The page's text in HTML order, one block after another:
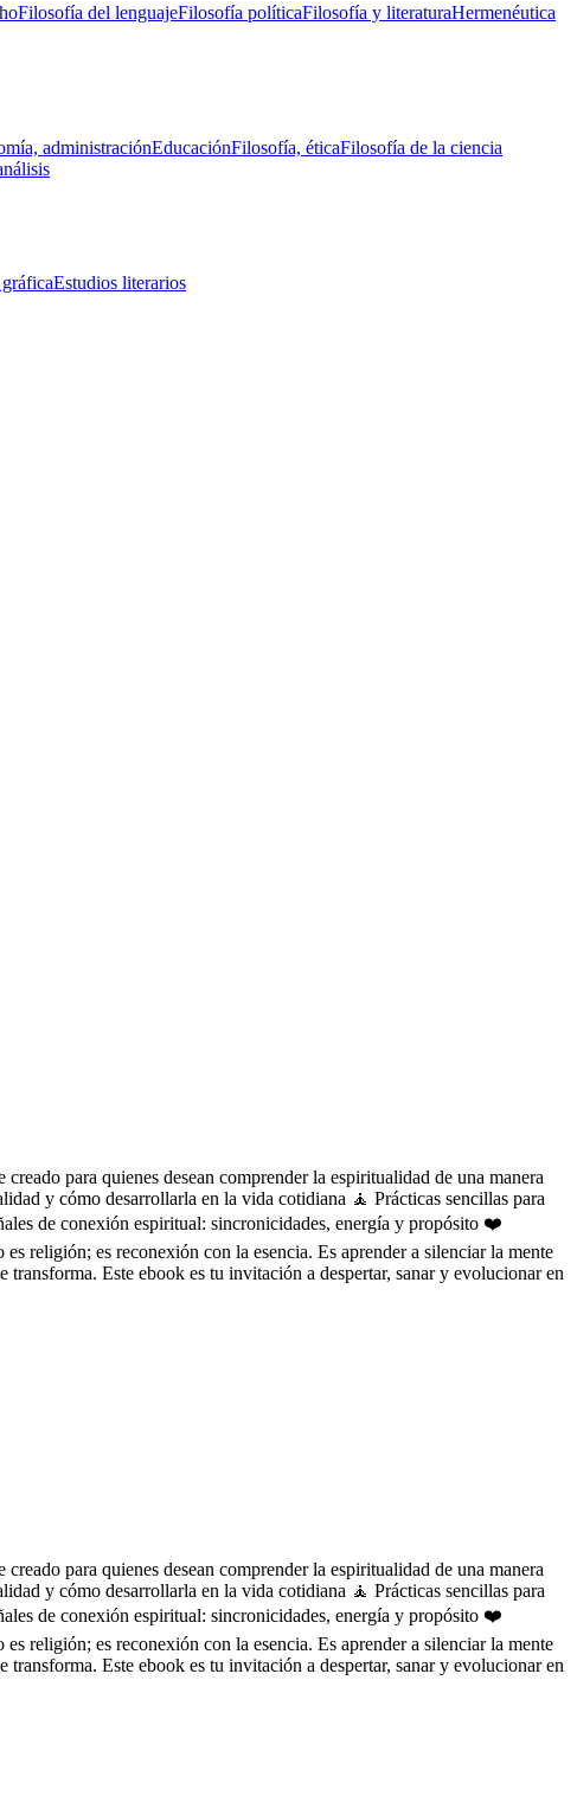
Filosofía del lenguajeFilosofía políticaFilosofía y literaturaHermenéutica
administraciónEducaciónFilosofía, éticaFilosofía de la ciencia
Estudios literarios
para quienes desean comprender la espiritualidad de una manera
y cómo desarrollarla en la vida cotidiana 🧘 Prácticas sencillas para
de conexión espiritual: sincronicidades, energía y propósito ❤️
religión; es reconexión con la esencia. Es aprender a silenciar la mente
Este ebook es tu invitación a despertar, sanar y evolucionar en
para quienes desean comprender la espiritualidad de una manera
y cómo desarrollarla en la vida cotidiana 🧘 Prácticas sencillas para
de conexión espiritual: sincronicidades, energía y propósito ❤️
religión; es reconexión con la esencia. Es aprender a silenciar la mente
Este ebook es tu invitación a despertar, sanar y evolucionar en